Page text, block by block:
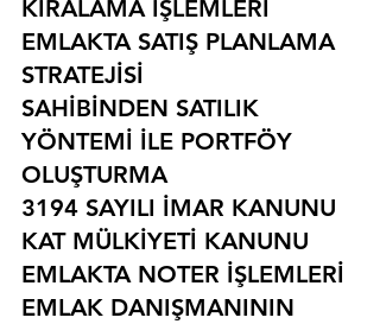
KİRALAMA İŞLEMLERİ
EMLAKTA SATIŞ PLANLAMA
STRATEJİSİ
SAHİBİNDEN SATILIK
YÖNTEMİ İLE PORTFÖY
OLUŞTURMA
3194 SAYILI İMAR KANUNU
KAT MÜLKİYETİ KANUNU
EMLAKTA NOTER İŞLEMLERİ
EMLAK DANIŞMANININ